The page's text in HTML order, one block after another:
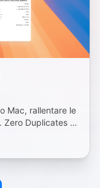
Mac, rallentare le
Zero Duplicates ti